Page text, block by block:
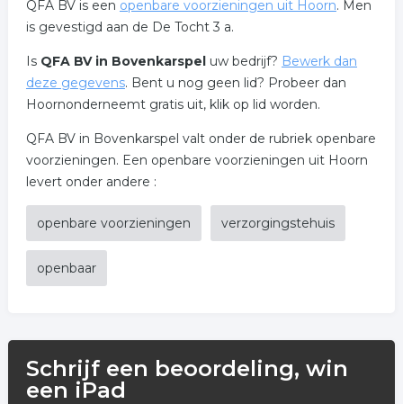
QFA BV is een openbare voorzieningen uit Hoorn. Men
is gevestigd aan de De Tocht 3 a.
Is QFA BV in Bovenkarspeluw bedrijf? Bewerk dan
deze gegevens. Bent u nog geen lid? Probeer dan
Hoornonderneemt gratis uit, klik op lid worden.
QFA BV in Bovenkarspel valt onder de rubriek openbare
voorzieningen. Een openbare voorzieningen uit Hoorn
levert onder andere :
openbare voorzieningen verzorgingstehuis
openbaar
Schrijf een beoordeling, win
een iPad